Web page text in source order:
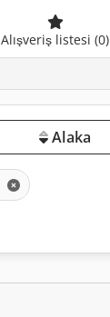
Alışveriş listesi (0)
Alaka